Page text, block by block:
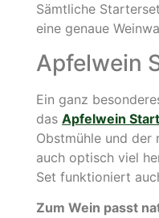
Sämtliche
eine genaue
Apfelwein
Ein ganz
das Apfelwein
Obstmühle und
auch optisch viel
Set funktioniert
Zum Wein passt